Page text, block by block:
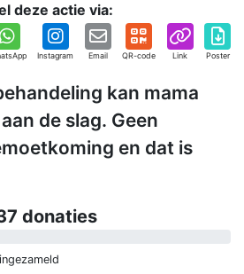
deze actie via:
Instagram Email QR-code Link Poster
kan mama
de slag. Geen
en dat is
donaties
ingezameld